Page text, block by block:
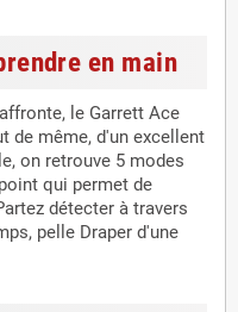
en main
le Garrett Ace
de même, d'un excellent
on retrouve 5 modes
qui permet de
détecter à travers
pelle Draper d'une